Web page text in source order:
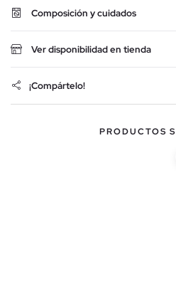
Composición y cuidados
Ver disponibilidad en tienda
¡Compártelo!
PRODUCTOS